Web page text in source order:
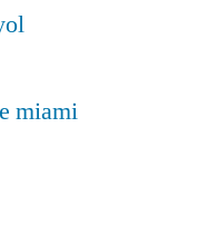
miami